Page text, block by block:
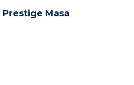
Prestige Masa